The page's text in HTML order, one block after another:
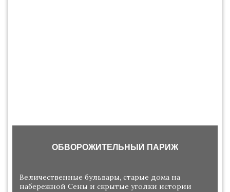
ОБВОРОЖИТЕЛЬНЫЙ ПАРИЖ
Величественные бульвары, старые дома на
набережной Сены и скрытые уголки истории